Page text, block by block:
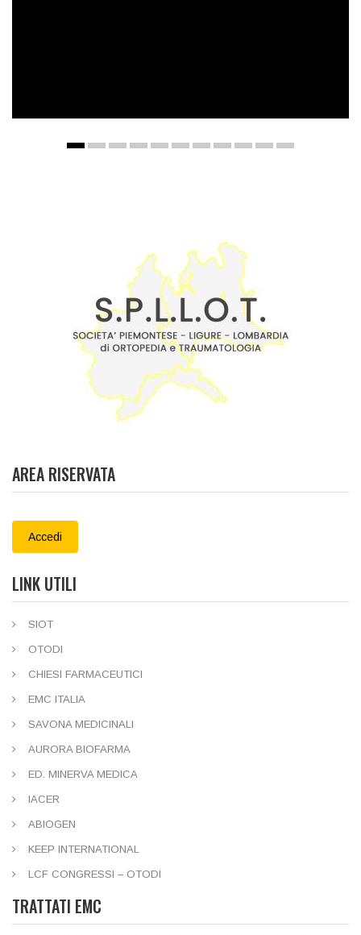
AREA RISERVATA
Accedi
LINK UTILI
SIOT
OTODI
CHIESI FARMACEUTICI
EMC ITALIA
SAVONA MEDICINALI
AURORA BIOFARMA
ED. MINERVA MEDICA
IACER
ABIOGEN
KEEP INTERNATIONAL
LCF CONGRESSI – OTODI
TRATTATI EMC